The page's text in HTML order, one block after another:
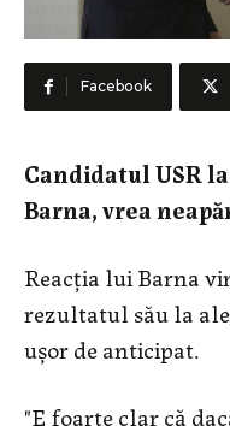
Facebook
Candidatul USR
Barna, vrea
Reacția lui Barna
rezultatul său la
ușor de anticipat.
"E foarte clar că